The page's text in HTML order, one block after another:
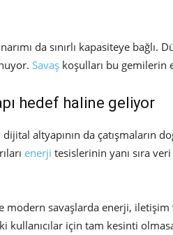
da sınırlı kapasiteye
Savaş koşulları bu gemilerin
hedef haline geliyor
altyapının da çatışmaların
enerji tesislerinin yanı sıra
modern savaşlarda enerji, iletişim
kullanıcılar için tam kesinti